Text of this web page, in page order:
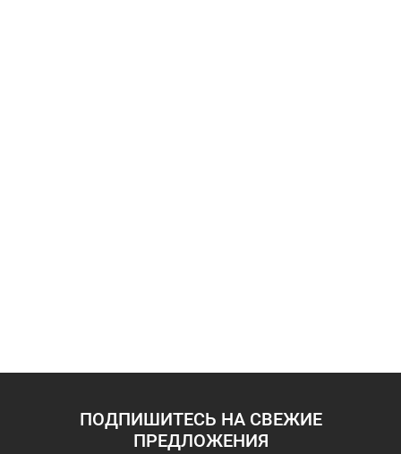
ПОДПИШИТЕСЬ НА СВЕЖИЕ
ПРЕДЛОЖЕНИЯ